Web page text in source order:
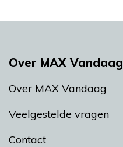
Over MAX Vandaag
Over MAX Vandaag
Veelgestelde vragen
Contact